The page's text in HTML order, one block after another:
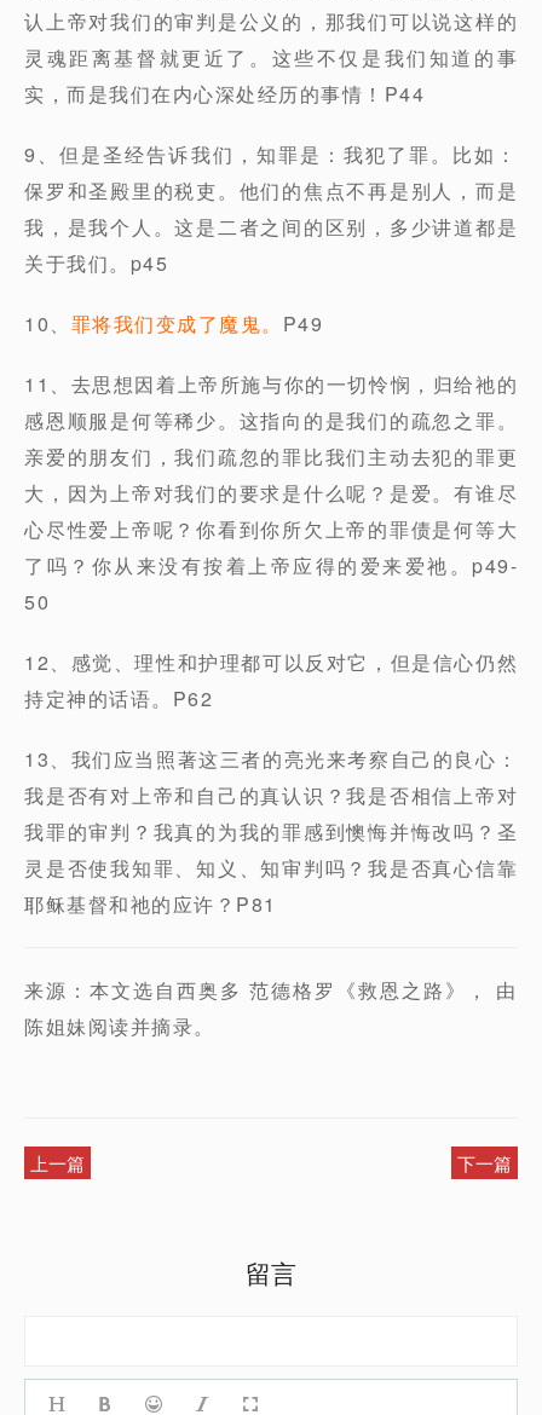
认上帝对我们的审判是公义的，那我们可以说这样的
灵魂距离基督就更近了。这些不仅是我们知道的事
实，而是我们在内心深处经历的事情！P44
9、但是圣经告诉我们，知罪是：我犯了罪。比如：
保罗和圣殿里的税吏。他们的焦点不再是别人，而是
我，是我个人。这是二者之间的区别，多少讲道都是
关于我们。p45
10、 罪将我们变成了魔鬼。 P49
11、去思想因着上帝所施与你的一切怜悯，归给祂的
感恩顺服是何等稀少。这指向的是我们的疏忽之罪。
亲爱的朋友们，我们疏忽的罪比我们主动去犯的罪更
大，因为上帝对我们的要求是什么呢？是爱。有谁尽
心尽性爱上帝呢？你看到你所欠上帝的罪债是何等大
了吗？你从来没有按着上帝应得的爱来爱祂。p49-
50
12、感觉、理性和护理都可以反对它，但是信心仍然
持定神的话语。P62
13、我们应当照著这三者的亮光来考察自己的良心：
我是否有对上帝和自己的真认识？我是否相信上帝对
我罪的审判？我真的为我的罪感到懊悔并悔改吗？圣
灵是否使我知罪、知义、知审判吗？我是否真心信靠
耶稣基督和祂的应许？P81
来源：本文选自西奥多 范德格罗《救恩之路》， 由
陈姐妹阅读并摘录。
上一篇 下一篇
留言